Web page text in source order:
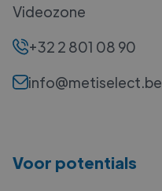
Videozone
+32 2 801 08 90
info@metiselect.be
Voor potentials